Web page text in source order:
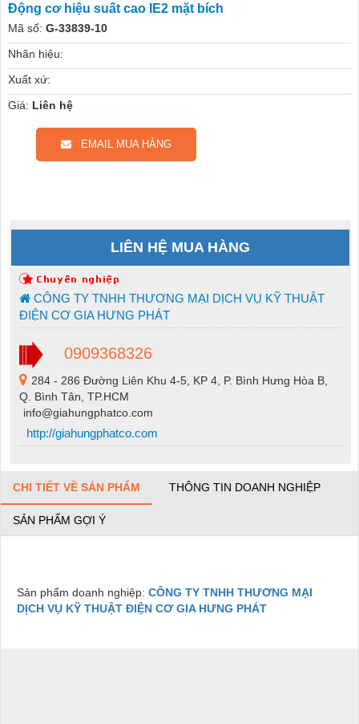
Động cơ hiệu suất cao IE2 mặt bích
Mã số: G-33839-10
Nhãn hiệu:
Xuất xứ:
Giá: Liên hệ
EMAIL MUA HÀNG
LIÊN HỆ MUA HÀNG
CÔNG TY TNHH THƯƠNG MẠI DỊCH VỤ KỸ THUẬT
ĐIỆN CƠ GIA HƯNG PHÁT
0909368326
284 - 286 Đường Liên Khu 4-5, KP 4, P. Bình Hưng Hòa B,
Q. Bình Tân, TP.HCM
info@giahungphatco.com
http://giahungphatco.com
CHI TIẾT VỀ SẢN PHẨM THÔNG TIN DOANH NGHIỆP
SẢN PHẨM GỢI Ý
Sản phẩm doanh nghiệp: CÔNG TY TNHH THƯƠNG MẠI
DỊCH VỤ KỸ THUẬT ĐIỆN CƠ GIA HƯNG PHÁT